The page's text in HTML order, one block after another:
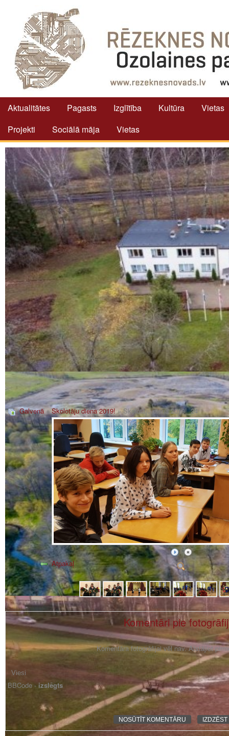
Aktualitātes Pagasts Izglītība Kultūra
Vietas
Projekti
Sociālā māja Vietas
Galvenā»Skolotāju diena 2019!» Skolotāju diena 2019!_24
Atpakaļ
Komentāri pie
Komentāra fotogrāfijai vēl nav. Atstājiet
BBCode -izslēgts